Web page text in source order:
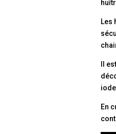
Les
Il
En